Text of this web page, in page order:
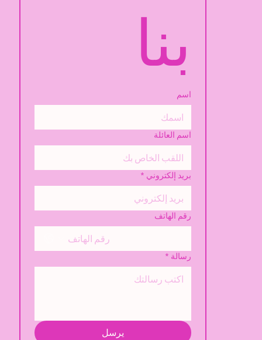
بنا
اسم
اسم العائلة
بريد إلكتروني *
رقم الهاتف
رسالة *
يرسل